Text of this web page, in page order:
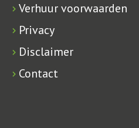
Verhuur voorwaarden
Privacy
Disclaimer
Contact